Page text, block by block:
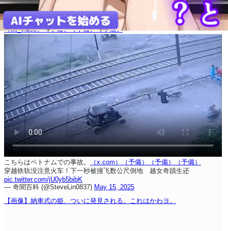
（tw_video）（予備）（予備）（予備）
こちらはベトナムでの事故。 （x.com） （予備） （予備）
（予備）
穿越铁轨没注意火车！下一秒被撞飞数公尺倒地 越女奇蹟生还
pic.twitter.com/jU0yb5bibK
— 奇聞百科 (@SteveLin0837) May 15, 2025
【画像】納車式の姫、ついに発見される。これはかわヨ。